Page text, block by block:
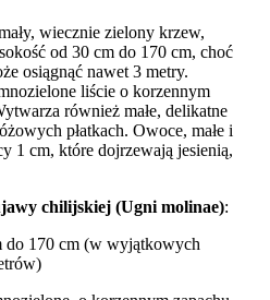
wiecznie zielony krzew,
od 30 cm do 170 cm, choć
osiągnąć nawet 3 metry.
liście o korzennym
również małe, delikatne
płatkach. Owoce, małe i
1 cm, które dojrzewają jesienią,
chilijskiej (Ugni molinae):
do 170 cm (w wyjątkowych